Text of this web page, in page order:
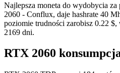
Najlepsza moneta do wydobycia
2060 - Conflux, daje hashrate 40
poziomie trudności zarobisz 0.22
2169 dni.
RTX 2060